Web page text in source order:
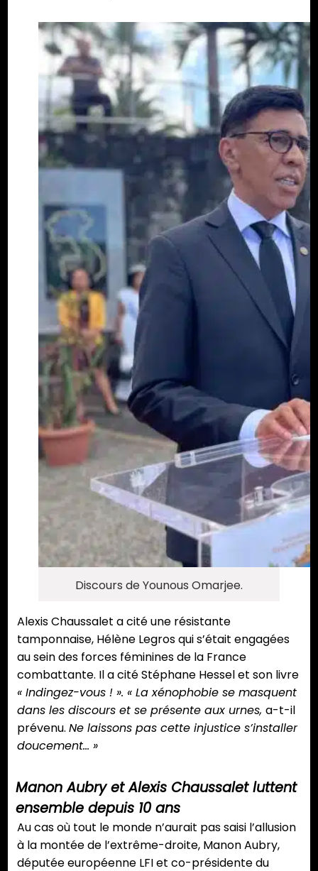
Discours de Younous Omarjee.
Alexis Chaussalet a cité une résistante
tamponnaise, Hélène Legros qui s’était engagées
au sein des forces féminines de la France
combattante. Il a cité Stéphane Hessel et son livre
« Indingez-vous ! ». « La xénophobie se masquent
dans les discours et se présente aux urnes, a-t-il
prévenu. Ne laissons pas cette injustice s’installer
doucement… »
Manon Aubry et Alexis Chaussalet luttent
ensemble depuis 10 ans
Au cas où tout le monde n’aurait pas saisi l’allusion
à la montée de l’extrême-droite, Manon Aubry,
députée européenne LFI et co-présidente du